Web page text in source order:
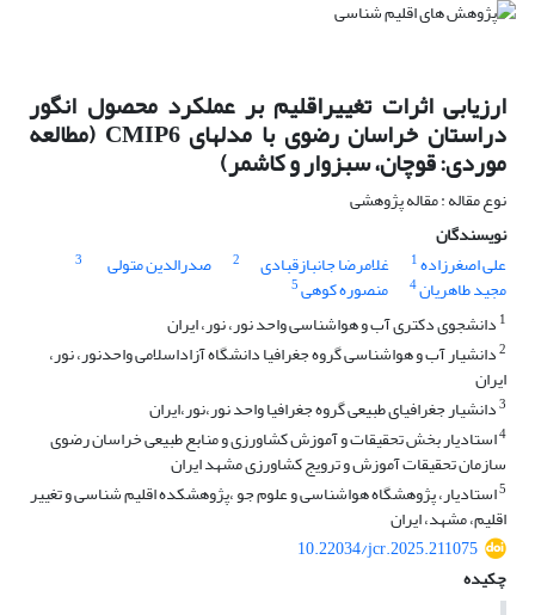
ارزیابی اثرات تغییراقلیم بر عملکرد محصول انگور
دراستان خراسان رضوی با مدلهای CMIP6 (مطالعه
موردی: قوچان، سبزوار و کاشمر)
نوع مقاله : مقاله پژوهشی
نویسندگان
علی اصغرزاده1 غلامرضا جانبازقبادی 2 صدرالدین متولی 3
مجید طاهریان4 منصوره کوهی5
1 دانشجوی دکتری آب و هواشناسی واحد نور، نور، ایران
2دانشیار آب و هواشناسی گروه جغرافیا دانشگاه آزاداسلامی واحدنور، نور،
ایران
3دانشیار جغرافیای طبیعی گروه جغرافیا واحد نور،نور،ایران
4استادیار بخش تحقیقات و آموزش کشاورزی و منابع طبیعی خراسان رضوی
سازمان تحقیقات آموزش و ترویج کشاورزی مشهد ایران
5استادیار، پژوهشگاه هواشناسی و علوم جو ،پژوهشکده اقلیم شناسی و تغییر
اقلیم، مشهد، ایران
10.22034/jcr.2025.211075
چکیده